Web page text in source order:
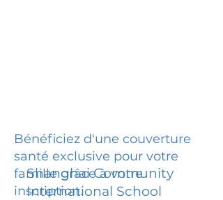
Bénéficiez d'une couverture
santé exclusive pour votre
famille grâce à votre
inscription.
Shanghai Community
International School